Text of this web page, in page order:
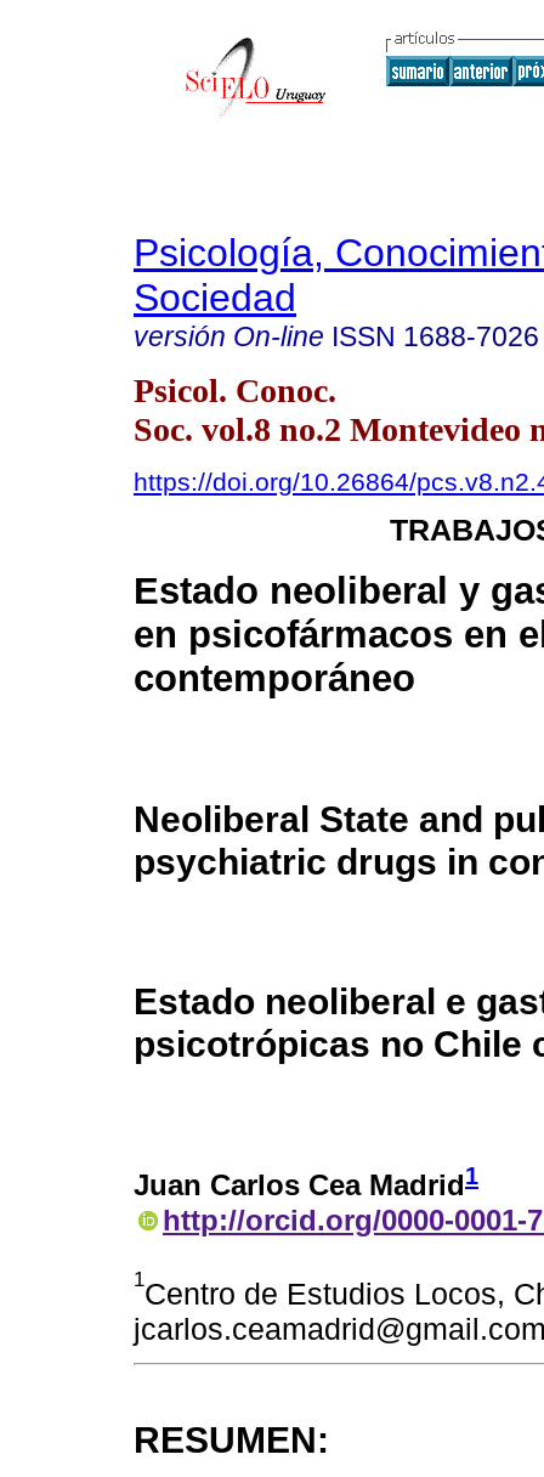
Psicología,
Sociedad
versión On-line ISSN 1688-7026
Psicol. Conoc.
Soc. vol.8 no.2 Montevideo
https://doi.org/10.26864/
Estado neoliberal y
en psicofármacos en
contemporáneo
Neoliberal State and
psychiatric drugs in
Estado neoliberal e
psicotrópicas no Chile
Juan Carlos Cea Madrid1
http://orcid.org/0000-0001-
1Centro de Estudios Locos,
RESUMEN: